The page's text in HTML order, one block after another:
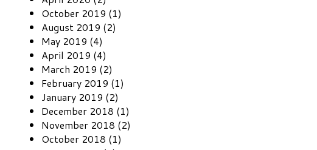
October 2019 (1)
August 2019 (2)
May 2019 (4)
April 2019 (4)
March 2019 (2)
February 2019 (1)
January 2019 (2)
December 2018 (1)
November 2018 (2)
October 2018 (1)